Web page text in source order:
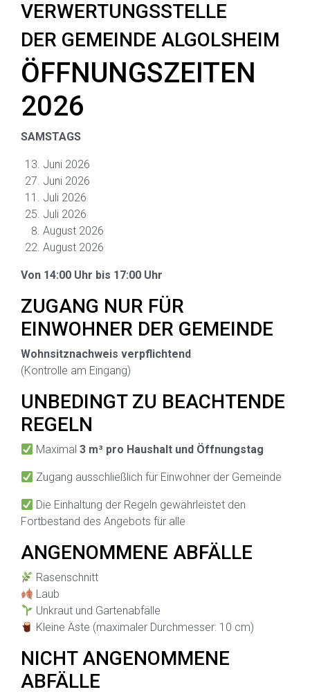
VERWERTUNGSSTELLE
DER GEMEINDE ALGOLSHEIM
ÖFFNUNGSZEITEN
2026
SAMSTAGS
Juni 2026
Juni 2026
Juli 2026
Juli 2026
August 2026
August 2026
Von 14:00 Uhr bis 17:00 Uhr
ZUGANG NUR FÜR
EINWOHNER DER GEMEINDE
Wohnsitznachweis verpflichtend
(Kontrolle am Eingang)
UNBEDINGT ZU BEACHTENDE
REGELN
Maximal3 m³ pro Haushalt und Öffnungstag
Zugang ausschließlich für Einwohner der Gemeinde
Die Einhaltung der Regeln gewährleistet den
Fortbestand des Angebots für alle
ANGENOMMENE ABFÄLLE
Rasenschnitt
Laub
Unkraut und Gartenabfälle
Kleine Äste (maximaler Durchmesser: 10 cm)
NICHT ANGENOMMENE
ABFÄLLE